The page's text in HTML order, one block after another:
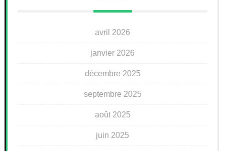
avril 2026
janvier 2026
décembre 2025
septembre 2025
août 2025
juin 2025